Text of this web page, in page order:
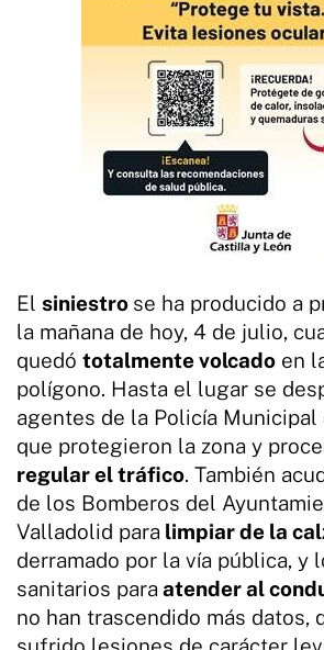
El siniestro se ha producido a
la mañana de hoy, 4 de julio,
quedó totalmente volcado en
polígono. Hasta el lugar se
agentes de la Policía
que protegieron la zona y
regular el tráfico. También
de los Bomberos del
Valladolid para limpiar de la
derramado por la vía pública, y
sanitarios para atender al
no han trascendido más datos,